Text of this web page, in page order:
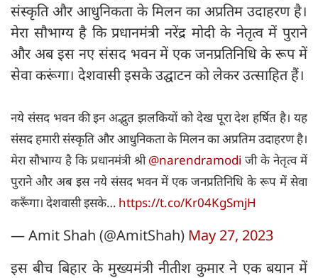
संस्कृति और आधुनिकता के मिलन का अप्रतिम उदाहरण है।
मेरा सौभाग्य है कि प्रधानमंत्री नरेंद्र मोदी के नेतृत्व में पुराने
और अब इस नए संसद भवन में एक जनप्रतिनिधि के रूप में
सेवा करूंगा। देशवासी इसके उद्घाटन को लेकर उत्साहित हैं।
नये संसद भवन की इन अद्भुत झलकियों को देख पूरा देश हर्षित है। यह
संसद हमारी संस्कृति और आधुनिकता के मिलन का अप्रतिम उदाहरण है।
मेरा सौभाग्य है कि प्रधानमंत्री श्री@narendramodi जी के नेतृत्व में
पुराने और अब इस नये संसद भवन में एक जनप्रतिनिधि के रूप में सेवा
करूँगा। देशवासी इसके… https://t.co/Kr04KgSmjH
— Amit Shah (@AmitShah) May 27, 2023
इस बीच बिहार के मुख्‍यमंत्री नीतीश कुमार ने एक बयान में